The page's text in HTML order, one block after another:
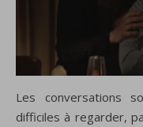
Les conversations
difficiles à regarder,